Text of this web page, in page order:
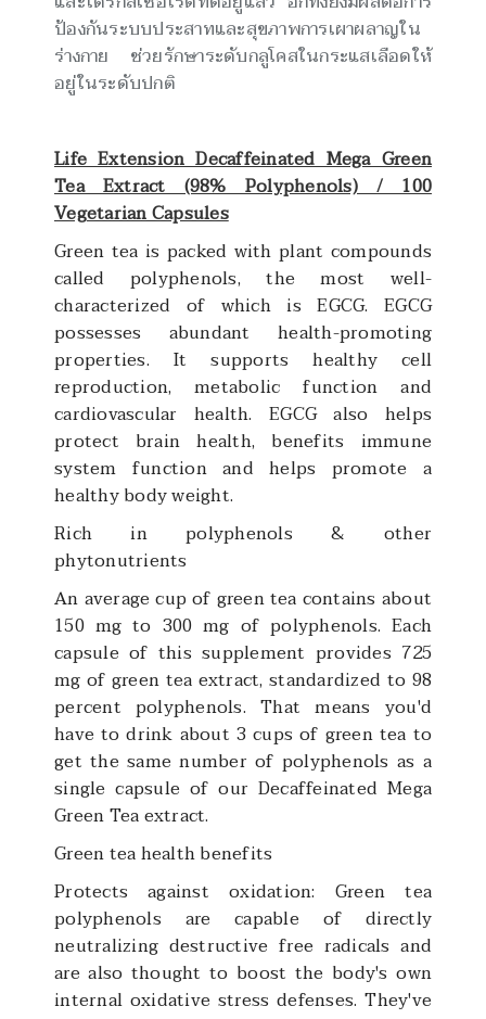
ป้องกันระบบประสาทและสุขภาพการเผาผลาญใน
ร่างกาย ช่วยรักษาระดับกลูโคสในกระแสเลือดให้
อยู่ในระดับปกติ
Life Extension Decaffeinated Mega Green
Tea Extract (98% Polyphenols) / 100
Vegetarian Capsules
Green tea is packed with plant compounds
called polyphenols, the most well-
characterized of which is EGCG. EGCG
possesses abundant health-promoting
properties. It supports healthy cell
reproduction, metabolic function and
cardiovascular health. EGCG also helps
protect brain health, benefits immune
system function and helps promote a
healthy body weight.
Rich in polyphenols & other
phytonutrients
An average cup of green tea contains about
150 mg to 300 mg of polyphenols. Each
capsule of this supplement provides 725
mg of green tea extract, standardized to 98
percent polyphenols. That means you'd
have to drink about 3 cups of green tea to
get the same number of polyphenols as a
single capsule of our Decaffeinated Mega
Green Tea extract.
Green tea health benefits
Protects against oxidation: Green tea
polyphenols are capable of directly
neutralizing destructive free radicals and
are also thought to boost the body's own
internal oxidative stress defenses. They've